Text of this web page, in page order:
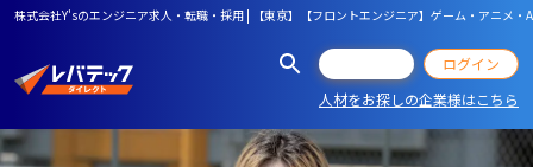
株式会社Y'sのエンジニア求人・転職・採用 | 【東京】【フロントエンジニア】ゲーム・アニ
ログイン
人材をお探しの企業様はこちら